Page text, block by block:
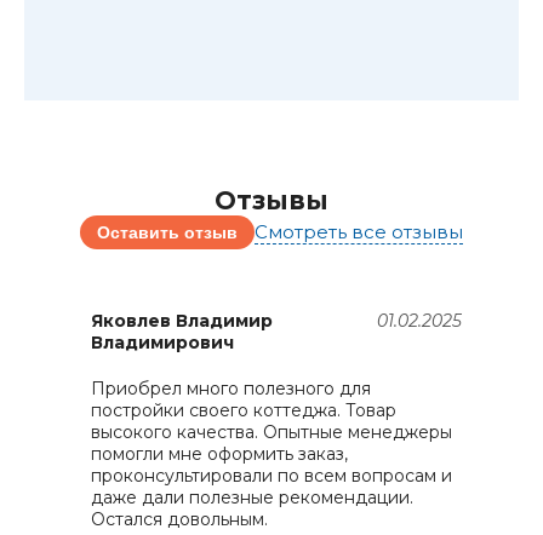
Отзывы
Оставить отзыв Смотреть все отзывы
Яковлев Владимир
Владимирович
01.02.2025
Приобрел много полезного для
постройки своего коттеджа. Товар
высокого качества. Опытные менеджеры
помогли мне оформить заказ,
проконсультировали по всем вопросам и
даже дали полезные рекомендации.
Остался довольным.